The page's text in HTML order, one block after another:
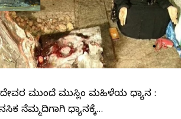
ಮುಂದೆ ಮುಸ್ಲಿಂ ಮಹಿಳೆಯ ಧ್ಯಾನ :
ನೆಮ್ಮದಿಗಾಗಿ ಧ್ಯಾನಕ್ಕೆ…